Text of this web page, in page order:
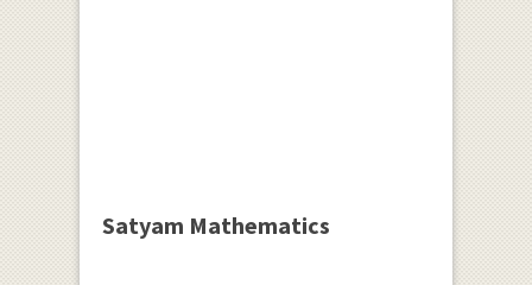
Satyam Mathematics